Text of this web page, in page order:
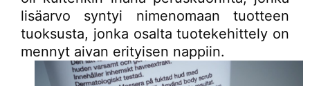
lisäarvo syntyi nimenomaan tuotteen
tuoksusta, jonka osalta tuotekehittely on
mennyt aivan erityisen nappiin.